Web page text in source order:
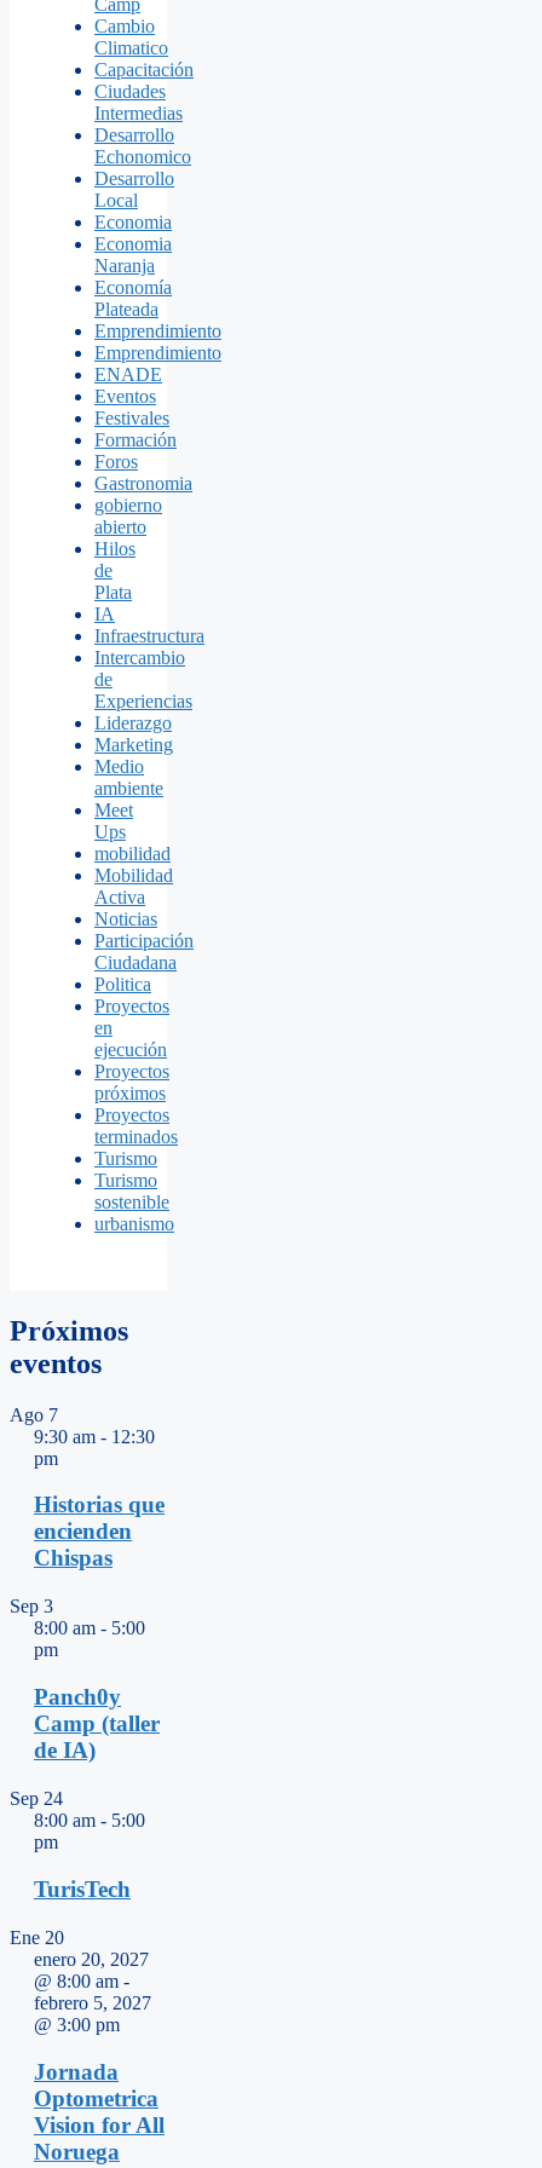
Camp
Cambio
Climatico
Capacitación
Ciudades
Intermedias
Desarrollo
Echonomico
Desarrollo
Local
Economia
Economia
Naranja
Economía
Plateada
Emprendimiento
Emprendimiento
ENADE
Eventos
Festivales
Formación
Foros
Gastronomia
gobierno
abierto
Hilos
de
Plata
IA
Infraestructura
Intercambio
de
Experiencias
Liderazgo
Marketing
Medio
ambiente
Meet
Ups
mobilidad
Mobilidad
Activa
Noticias
Participación
Ciudadana
Politica
Proyectos
en
ejecución
Proyectos
próximos
Proyectos
terminados
Turismo
Turismo
sostenible
urbanismo
Próximos
eventos
Ago 7
9:30 am - 12:30
pm
Historias que
encienden
Chispas
Sep 3
8:00 am - 5:00
pm
Panch0y
Camp (taller
de IA)
Sep 24
8:00 am - 5:00
pm
TurisTech
Ene 20
enero 20, 2027
@ 8:00 am -
febrero 5, 2027
@ 3:00 pm
Jornada
Optometrica
Vision for All
Noruega